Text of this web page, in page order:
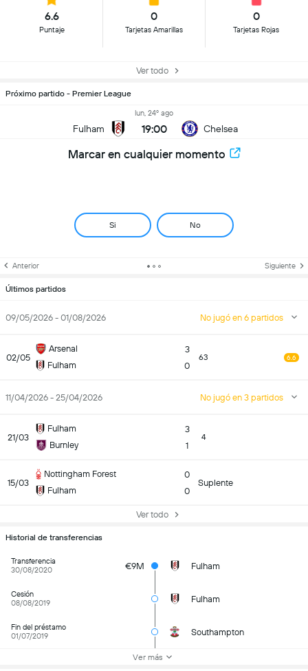
6.6
Puntaje
0
Tarjetas Amarillas
0
Tarjetas Rojas
Ver todo
Próximo partido - Premier League
Fulham
lun, 24º ago
19:00 Chelsea
Marcar en cualquier momento
Si No
Anterior Siguiente
Últimos partidos
09/05/2026 - 01/08/2026 No jugó en 6 partidos
02/05
Arsenal
Fulham
3
0
63 6.6
11/04/2026 - 25/04/2026 No jugó en 3 partidos
21/03
Fulham
Burnley
3
1
4
15/03
Nottingham Forest
Fulham
0
0
Suplente
Ver todo
Historial de transferencias
Transferencia
30/08/2020
€9M Fulham
Cesión
08/08/2019
Fulham
Fin del préstamo
01/07/2019
Southampton
Ver más